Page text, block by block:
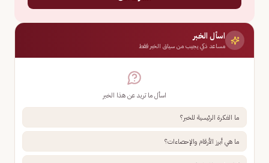
اسأل الخبر
مساعد ذكي يجيب من سياق الخبر فقط
اسأل ما تريد عن هذا الخبر
ما الفكرة الرئيسية للخبر؟
ما هي أبرز الأرقام والإحصاءات؟